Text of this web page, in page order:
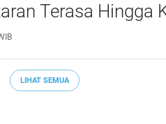
Terasa Hingga
LIHAT SEMUA